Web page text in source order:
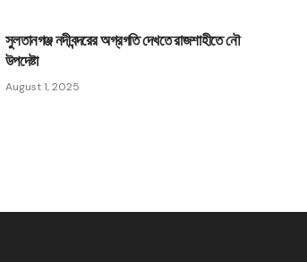
সুলতানগঞ্জ নদীবন্দরের অগ্রগতি দেখতে রাজশাহীতে নৌ
উপদেষ্টা
August 1, 2025